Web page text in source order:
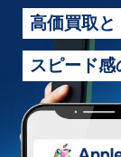
高価買取と
スピード感